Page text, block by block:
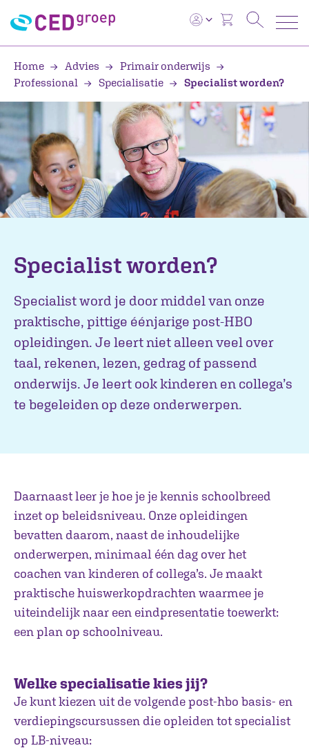
Home Advies
Primair onderwijs
Professional
Specialisatie Specialist worden?
Specialist worden?
Specialist word je door middel van onze
praktische, pittige éénjarige post-HBO
opleidingen. Je leert niet alleen veel over
taal, rekenen, lezen, gedrag of passend
onderwijs. Je leert ook kinderen en collega’s
te begeleiden op deze onderwerpen.
Daarnaast leer je hoe je je kennis schoolbreed
inzet op beleidsniveau. Onze opleidingen
bevatten daarom, naast de inhoudelijke
onderwerpen, minimaal één dag over het
coachen van kinderen of collega’s. Je maakt
praktische huiswerkopdrachten waarmee je
uiteindelijk naar een eindpresentatie toewerkt:
een plan op schoolniveau.
Welke specialisatie kies jij?
Je kunt kiezen uit de volgende post-hbo basis- en
verdiepingscursussen die opleiden tot specialist
op LB-niveau: